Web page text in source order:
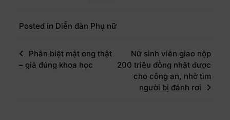
Posted in Diễn đàn Phụ nữ
Phân biệt mật ong thật
– giả đúng khoa học
Nữ sinh viên giao nộp
200 triệu đồng nhặt được
cho công an, nhờ tìm
người bị đánh rơi